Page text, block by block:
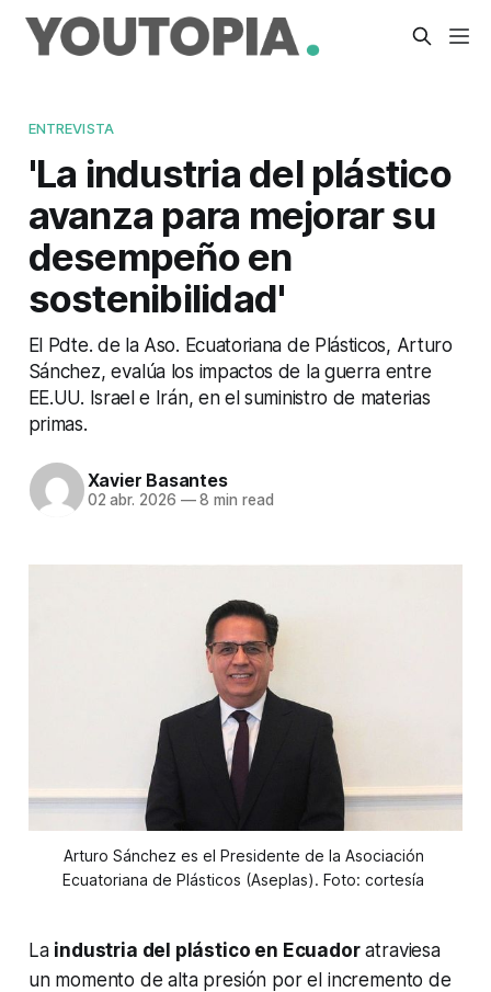
ENTREVISTA
'La industria del plástico
avanza para mejorar su
desempeño en
sostenibilidad'
El Pdte. de la Aso. Ecuatoriana de Plásticos, Arturo
Sánchez, evalúa los impactos de la guerra entre
EE.UU. Israel e Irán, en el suministro de materias
primas.
Xavier Basantes
02 abr. 2026 —8 min read
Arturo Sánchez es el Presidente de la Asociación
Ecuatoriana de Plásticos (Aseplas). Foto: cortesía
La industria del plástico en Ecuadoratraviesa
un momento de alta presión por el incremento de